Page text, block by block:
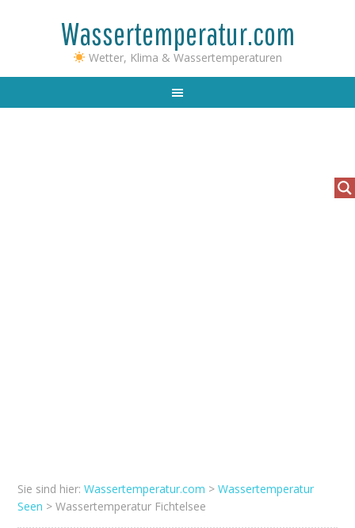
Wassertemperatur.com
Wetter, Klima & Wassertemperaturen
Sie sind hier:Wassertemperatur.com >Wassertemperatur
Seen > Wassertemperatur Fichtelsee